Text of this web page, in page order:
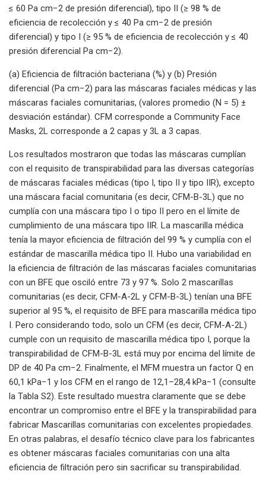
≤ 60 Pa cm−2 de presión diferencial), tipo II (≥ 98 % de
eficiencia de recolección y ≤ 40 Pa cm−2 de presión
diferencial) y tipo I (≥ 95 % de eficiencia de recolección y ≤ 40
presión diferencial Pa cm−2).
(a) Eficiencia de filtración bacteriana (%) y (b) Presión
diferencial (Pa cm−2) para las máscaras faciales médicas y las
máscaras faciales comunitarias, (valores promedio (N = 5) ±
desviación estándar). CFM corresponde a Community Face
Masks, 2L corresponde a 2 capas y 3L a 3 capas.
Los resultados mostraron que todas las máscaras cumplían
con el requisito de transpirabilidad para las diversas categorías
de máscaras faciales médicas (tipo I, tipo II y tipo IIR), excepto
una máscara facial comunitaria (es decir, CFM-B-3L) que no
cumplía con una máscara tipo I o tipo II pero en el límite de
cumplimiento de una máscara tipo IIR. La mascarilla médica
tenía la mayor eficiencia de filtración del 99 % y cumplía con el
estándar de mascarilla médica tipo II. Hubo una variabilidad en
la eficiencia de filtración de las máscaras faciales comunitarias
con un BFE que osciló entre 73 y 97 %. Solo 2 mascarillas
comunitarias (es decir, CFM-A-2L y CFM-B-3L) tenían una BFE
superior al 95 %, el requisito de BFE para mascarilla médica tipo
I. Pero considerando todo, solo un CFM (es decir, CFM-A-2L)
cumple con un requisito de mascarilla médica tipo I, porque la
transpirabilidad de CFM-B-3L está muy por encima del límite de
DP de 40 Pa cm−2. Finalmente, el MFM muestra un factor Q en
60,1 kPa−1 y los CFM en el rango de 12,1–28,4 kPa−1 (consulte
la Tabla S2). Este resultado muestra claramente que se debe
encontrar un compromiso entre el BFE y la transpirabilidad para
fabricar Mascarillas comunitarias con excelentes propiedades.
En otras palabras, el desafío técnico clave para los fabricantes
es obtener máscaras faciales comunitarias con una alta
eficiencia de filtración pero sin sacrificar su transpirabilidad.